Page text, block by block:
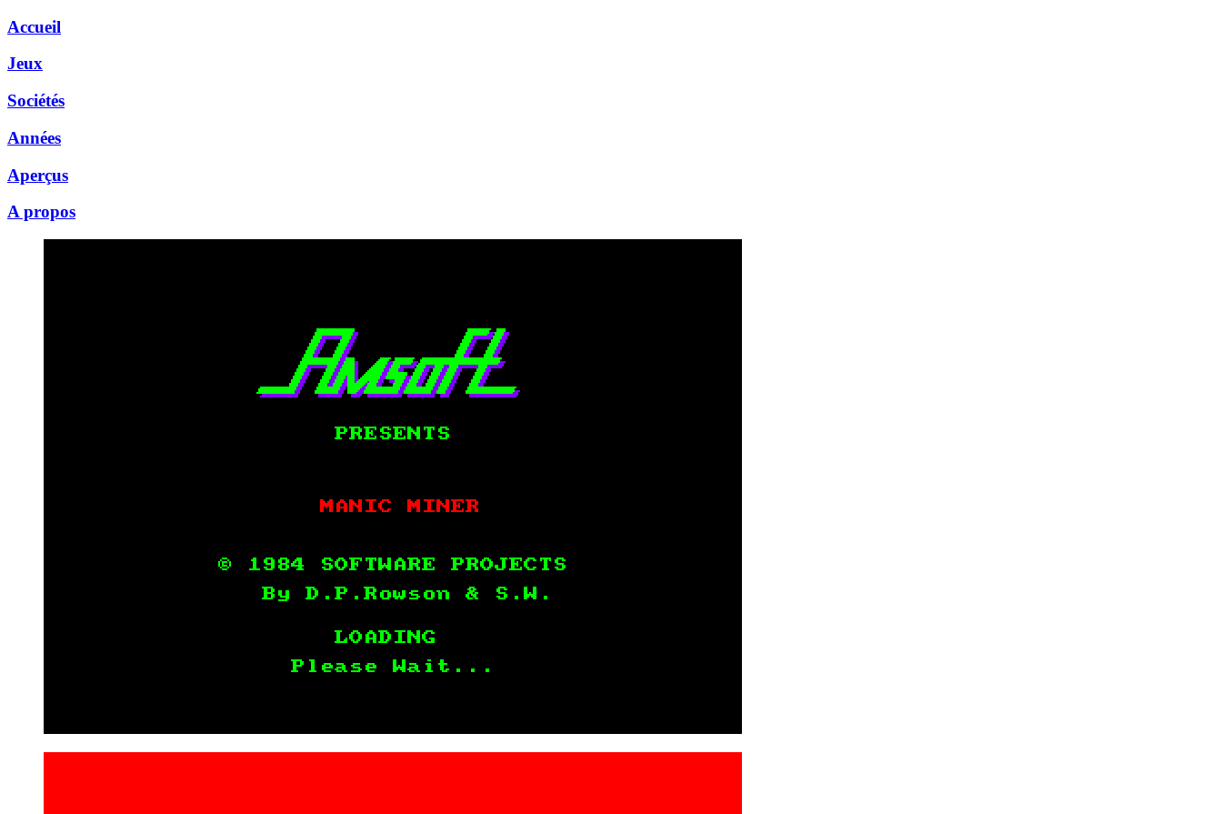
Accueil
Jeux
Sociétés
Années
Aperçus
A propos